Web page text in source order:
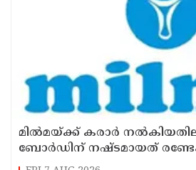
മില്‍മയ്ക്ക് കരാര്‍
ബോര്‍ഡിന് നഷ്ടമായത്
കോടിയിലധികം രൂപ